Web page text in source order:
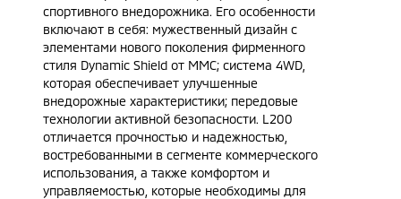
спортивного внедорожника. Его особенности
включают в себя: мужественный дизайн с
элементами нового поколения фирменного
стиля Dynamic Shield от MMC; система 4WD,
которая обеспечивает улучшенные
внедорожные характеристики; передовые
технологии активной безопасности. L200
отличается прочностью и надежностью,
востребованными в сегменте коммерческого
использования, а также комфортом и
управляемостью, которые необходимы для